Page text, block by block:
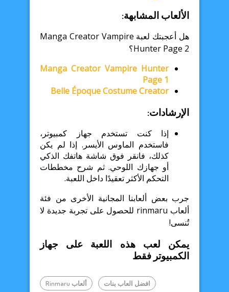
الألعاب المشابهة:
هل أعجبتك لعبة Manga Creator Vampire
Hunter Page 2؟
Manga Creator Vampire Hunter
Page 1
Belle Époque Costume Creator
الإرشادات:
إذا كنت تستخدم جهاز كمبيوتر،
فاستخدم الماوس الأيسر. إذا لم يكن
كذلك، فانقر فوق شاشة هاتفك الذكي
أو جهازك اللوحي. ثم شرح مخططات
التحكم الأكثر تعقيدًا داخل اللعبة.
جرب بعض ألعابنا المجانية الأخرى من فئة
ألعاب rinmaru للحصول على تجربة جديدة لا
تُنسى!
يمكن لعب هذه اللعبة على جهاز
الكمبيوتر فقط
افضل العاب بنات ألعاب Rinmaru